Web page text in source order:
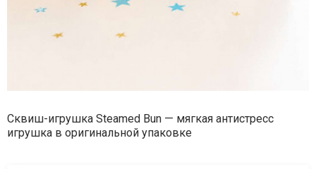
Сквиш-игрушка Steamed Bun — мягкая антистресс
игрушка в оригинальной упаковке